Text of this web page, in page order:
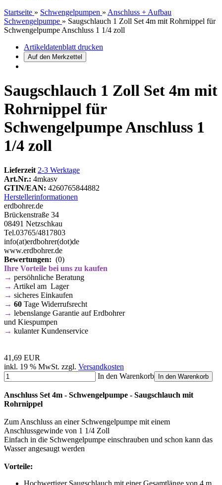
Startseite » Schwengelpumpen » Anschluss + Aufbau
Schwengelpumpe » Saugschlauch 1 Zoll Set 4m mit Rohrnippel für
Schwengelpumpe Anschluss 1 1/4 zoll
Artikeldatenblatt drucken
Saugschlauch 1 Zoll Set 4m mit
Rohrnippel für
Schwengelpumpe Anschluss 1
1/4 zoll
Lieferzeit 2-3 Werktage
Art.Nr.: 4mkasv
GTIN/EAN: 4260765844882
Herstellerinformationen
erdbohrer.de
Brückenstraße 34
08491 Netzschkau
Tel.03765/4817803
info(at)erdbohrer(dot)de
www.erdbohrer.de
Bewertungen: (0)
Ihre Vorteile bei uns zu kaufen
→ persöhnliche Beratung
→ Artikel am Lager
→ sicheres Einkaufen
→ 60 Tage Widerrufsrecht
→ lebenslange Garantie auf Erdbohrer
und Kiespumpen
→ kulanter Kundenservice
41,69 EUR
inkl. 19 % MwSt. zzgl. Versandkosten
In den Warenkorb
In den Warenkorb
Anschluss Set 4m - Schwengelpumpe - Saugschlauch mit
Rohrnippel
Zum Anschluss an einer Schwengelpumpe mit einem
Anschlussgewinde von 1 1/4 Zoll
Einfach in die Schwengelpumpe einschrauben und schon kann das
Wasser angesaugt werden
Vorteile:
Hochwertiger Saugschlauch mit einer Gesamtlänge von 4 m